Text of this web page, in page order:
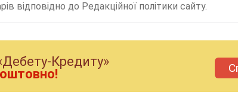
відповідно до Редакційної політики сайту.
Кредиту»